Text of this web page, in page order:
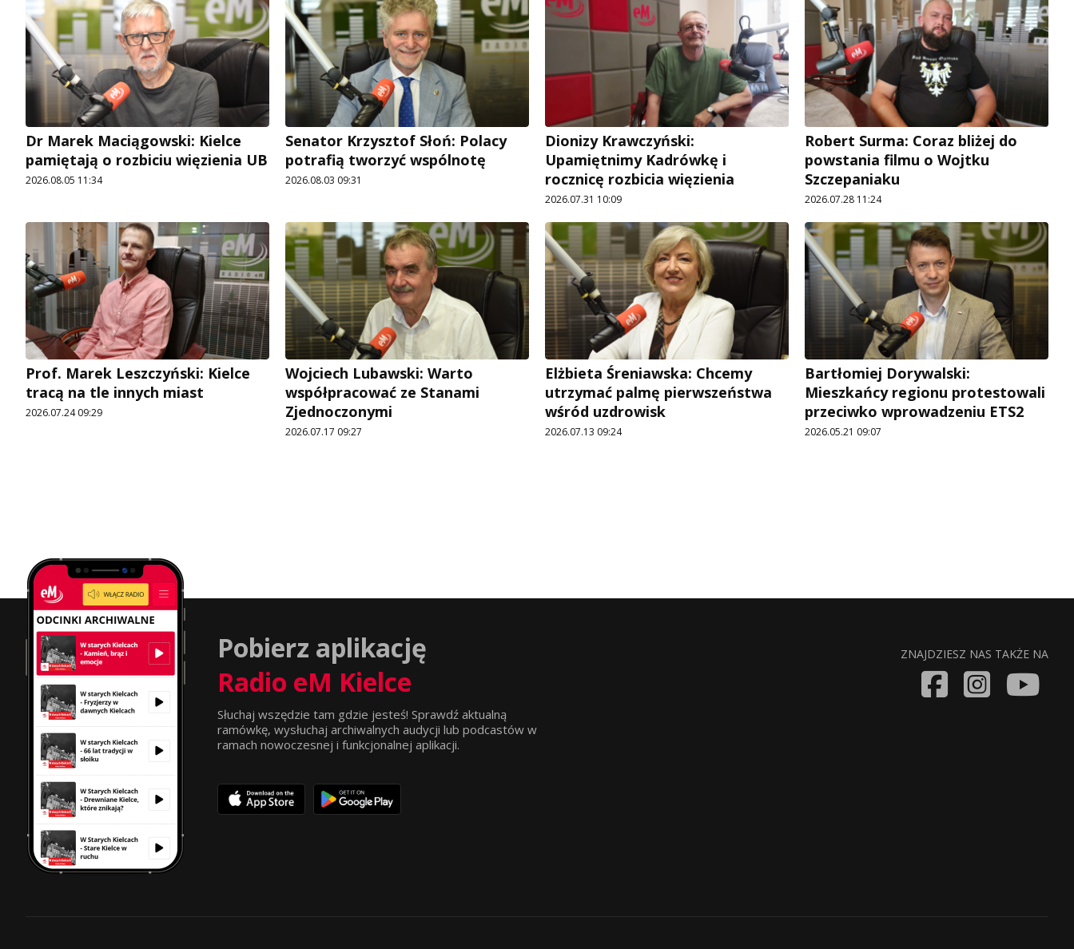
Dr Marek Maciągowski: Kielce
pamiętają o rozbiciu więzienia UB
2026.08.05 11:34
Senator Krzysztof Słoń: Polacy
potrafią tworzyć wspólnotę
2026.08.03 09:31
Dionizy Krawczyński:
Upamiętnimy Kadrówkę i
rocznicę rozbicia więzienia
2026.07.31 10:09
Robert Surma: Coraz bliżej do
powstania filmu o Wojtku
Szczepaniaku
2026.07.28 11:24
Prof. Marek Leszczyński: Kielce
tracą na tle innych miast
2026.07.24 09:29
Wojciech Lubawski: Warto
współpracować ze Stanami
Zjednoczonymi
2026.07.17 09:27
Elżbieta Śreniawska: Chcemy
utrzymać palmę pierwszeństwa
wśród uzdrowisk
2026.07.13 09:24
Bartłomiej Dorywalski:
Mieszkańcy regionu protestowali
przeciwko wprowadzeniu ETS2
2026.05.21 09:07
Pobierz aplikację
Radio eM Kielce
Słuchaj wszędzie tam gdzie jesteś! Sprawdź aktualną
ramówkę, wysłuchaj archiwalnych audycji lub podcastów w
ramach nowoczesnej i funkcjonalnej aplikacji.
ZNAJDZIESZ NAS TAKŻE NA